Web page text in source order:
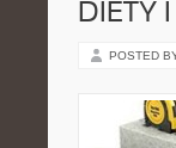
DIETY
POSTED